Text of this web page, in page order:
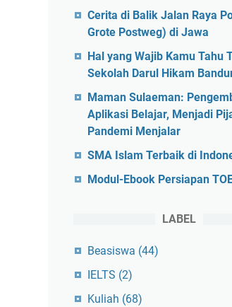
Cerita di Balik Jalan Raya
Grote Postweg) di Jawa
Hal yang Wajib Kamu Tahu
Sekolah Darul Hikam
Maman Sulaeman:
Aplikasi Belajar, Menjadi
Pandemi Menjalar
SMA Islam Terbaik di
Modul-Ebook Persiapan
LABEL
Beasiswa (44)
IELTS (2)
Kuliah (68)